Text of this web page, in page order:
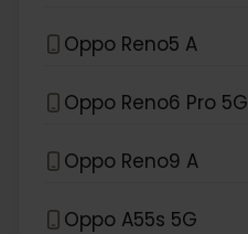
Oppo Reno5 A
Oppo Reno6 Pro 5G
Oppo Reno9 A
Oppo A55s 5G